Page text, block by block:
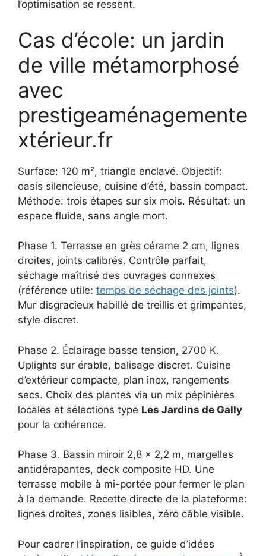
l’optimisation se ressent.
Cas d’école: un jardin
de ville métamorphosé
avec
prestigeaménagemente
xtérieur.fr
Surface: 120 m², triangle enclavé. Objectif:
oasis silencieuse, cuisine d’été, bassin compact.
Méthode: trois étapes sur six mois. Résultat: un
espace fluide, sans angle mort.
Phase 1. Terrasse en grès cérame 2 cm, lignes
droites, joints calibrés. Contrôle parfait,
séchage maîtrisé des ouvrages connexes
(référence utile: temps de séchage des joints).
Mur disgracieux habillé de treillis et grimpantes,
style discret.
Phase 2. Éclairage basse tension, 2700 K.
Uplights sur érable, balisage discret. Cuisine
d’extérieur compacte, plan inox, rangements
secs. Choix des plantes via un mix pépinières
locales et sélections type Les Jardins de Gally
pour la cohérence.
Phase 3. Bassin miroir 2,8 x 2,2 m, margelles
antidérapantes, deck composite HD. Une
terrasse mobile à mi-portée pour fermer le plan
à la demande. Recette directe de la plateforme:
lignes droites, zones lisibles, zéro câble visible.
Pour cadrer l’inspiration, ce guide d’idées